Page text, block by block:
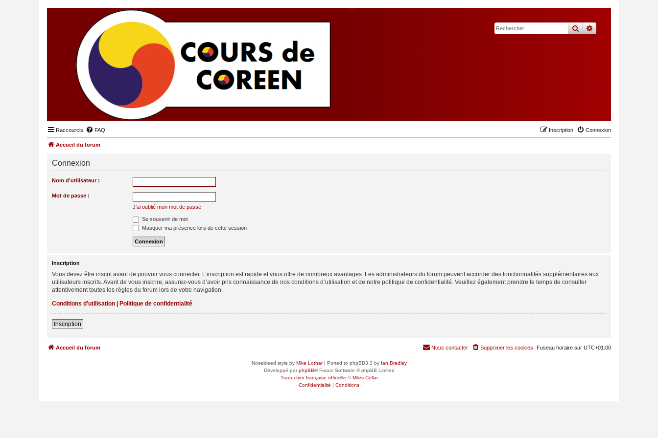
rechercher
recherche
Raccourcis FAQ Connexion
Inscription
Accueil du forum
Connexion
Nom d’utilisateur :
Mot de passe :
J’ai oublié mon mot de passe
Se souvenir de moi
Masquer ma présence lors de cette session
Inscription
Vous devez être inscrit avant de pouvoir vous connecter. L’inscription est rapide et vous offre de nombreux avantages. Les administrateurs du forum peuvent accorder des fonctionnalités supplémentaires aux
utilisateurs inscrits. Avant de vous inscrire, assurez-vous d’avoir pris connaissance de nos conditions d’utilisation et de notre politique de confidentialité. Veuillez également prendre le temps de consulter
attentivement toutes les règles du forum lors de votre navigation.
Conditions d’utilisation | Politique de confidentialité
Inscription
Accueil du forum Fuseau horaire sur UTC+01:00
Supprimer les cookies
Nous contacter
Nosebleed style by Mike Lothar| Ported to phpBB3.3 by Ian Bradley
Développé parphpBB® Forum Software © phpBB Limited
Traduction française officielle ©Miles Cellar
Confidentialité | Conditions